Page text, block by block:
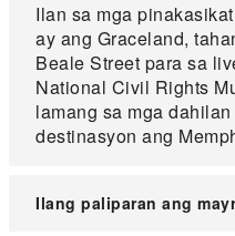
Ilan sa mga
ay ang Graceland,
Beale Street para sa
National Civil Rights
lamang sa mga
destinasyon ang
Ilang paliparan ang